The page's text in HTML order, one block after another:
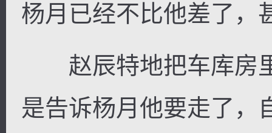
杨月已经不比他差了，
赵辰特地把车库房
是告诉杨月他要走了，